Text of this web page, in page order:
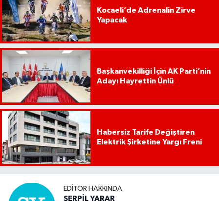
Kocaeli’de Adrenalin Zirve
Yapacak
Başkanvekilliği İçin AK Parti’nin
Adayı Hayrettin Ünlü
Habersiz Tarife Değiştiren
Elektrik Şirketine Yargı Freni
EDITÖR HAKKINDA
SERPİL YARAR